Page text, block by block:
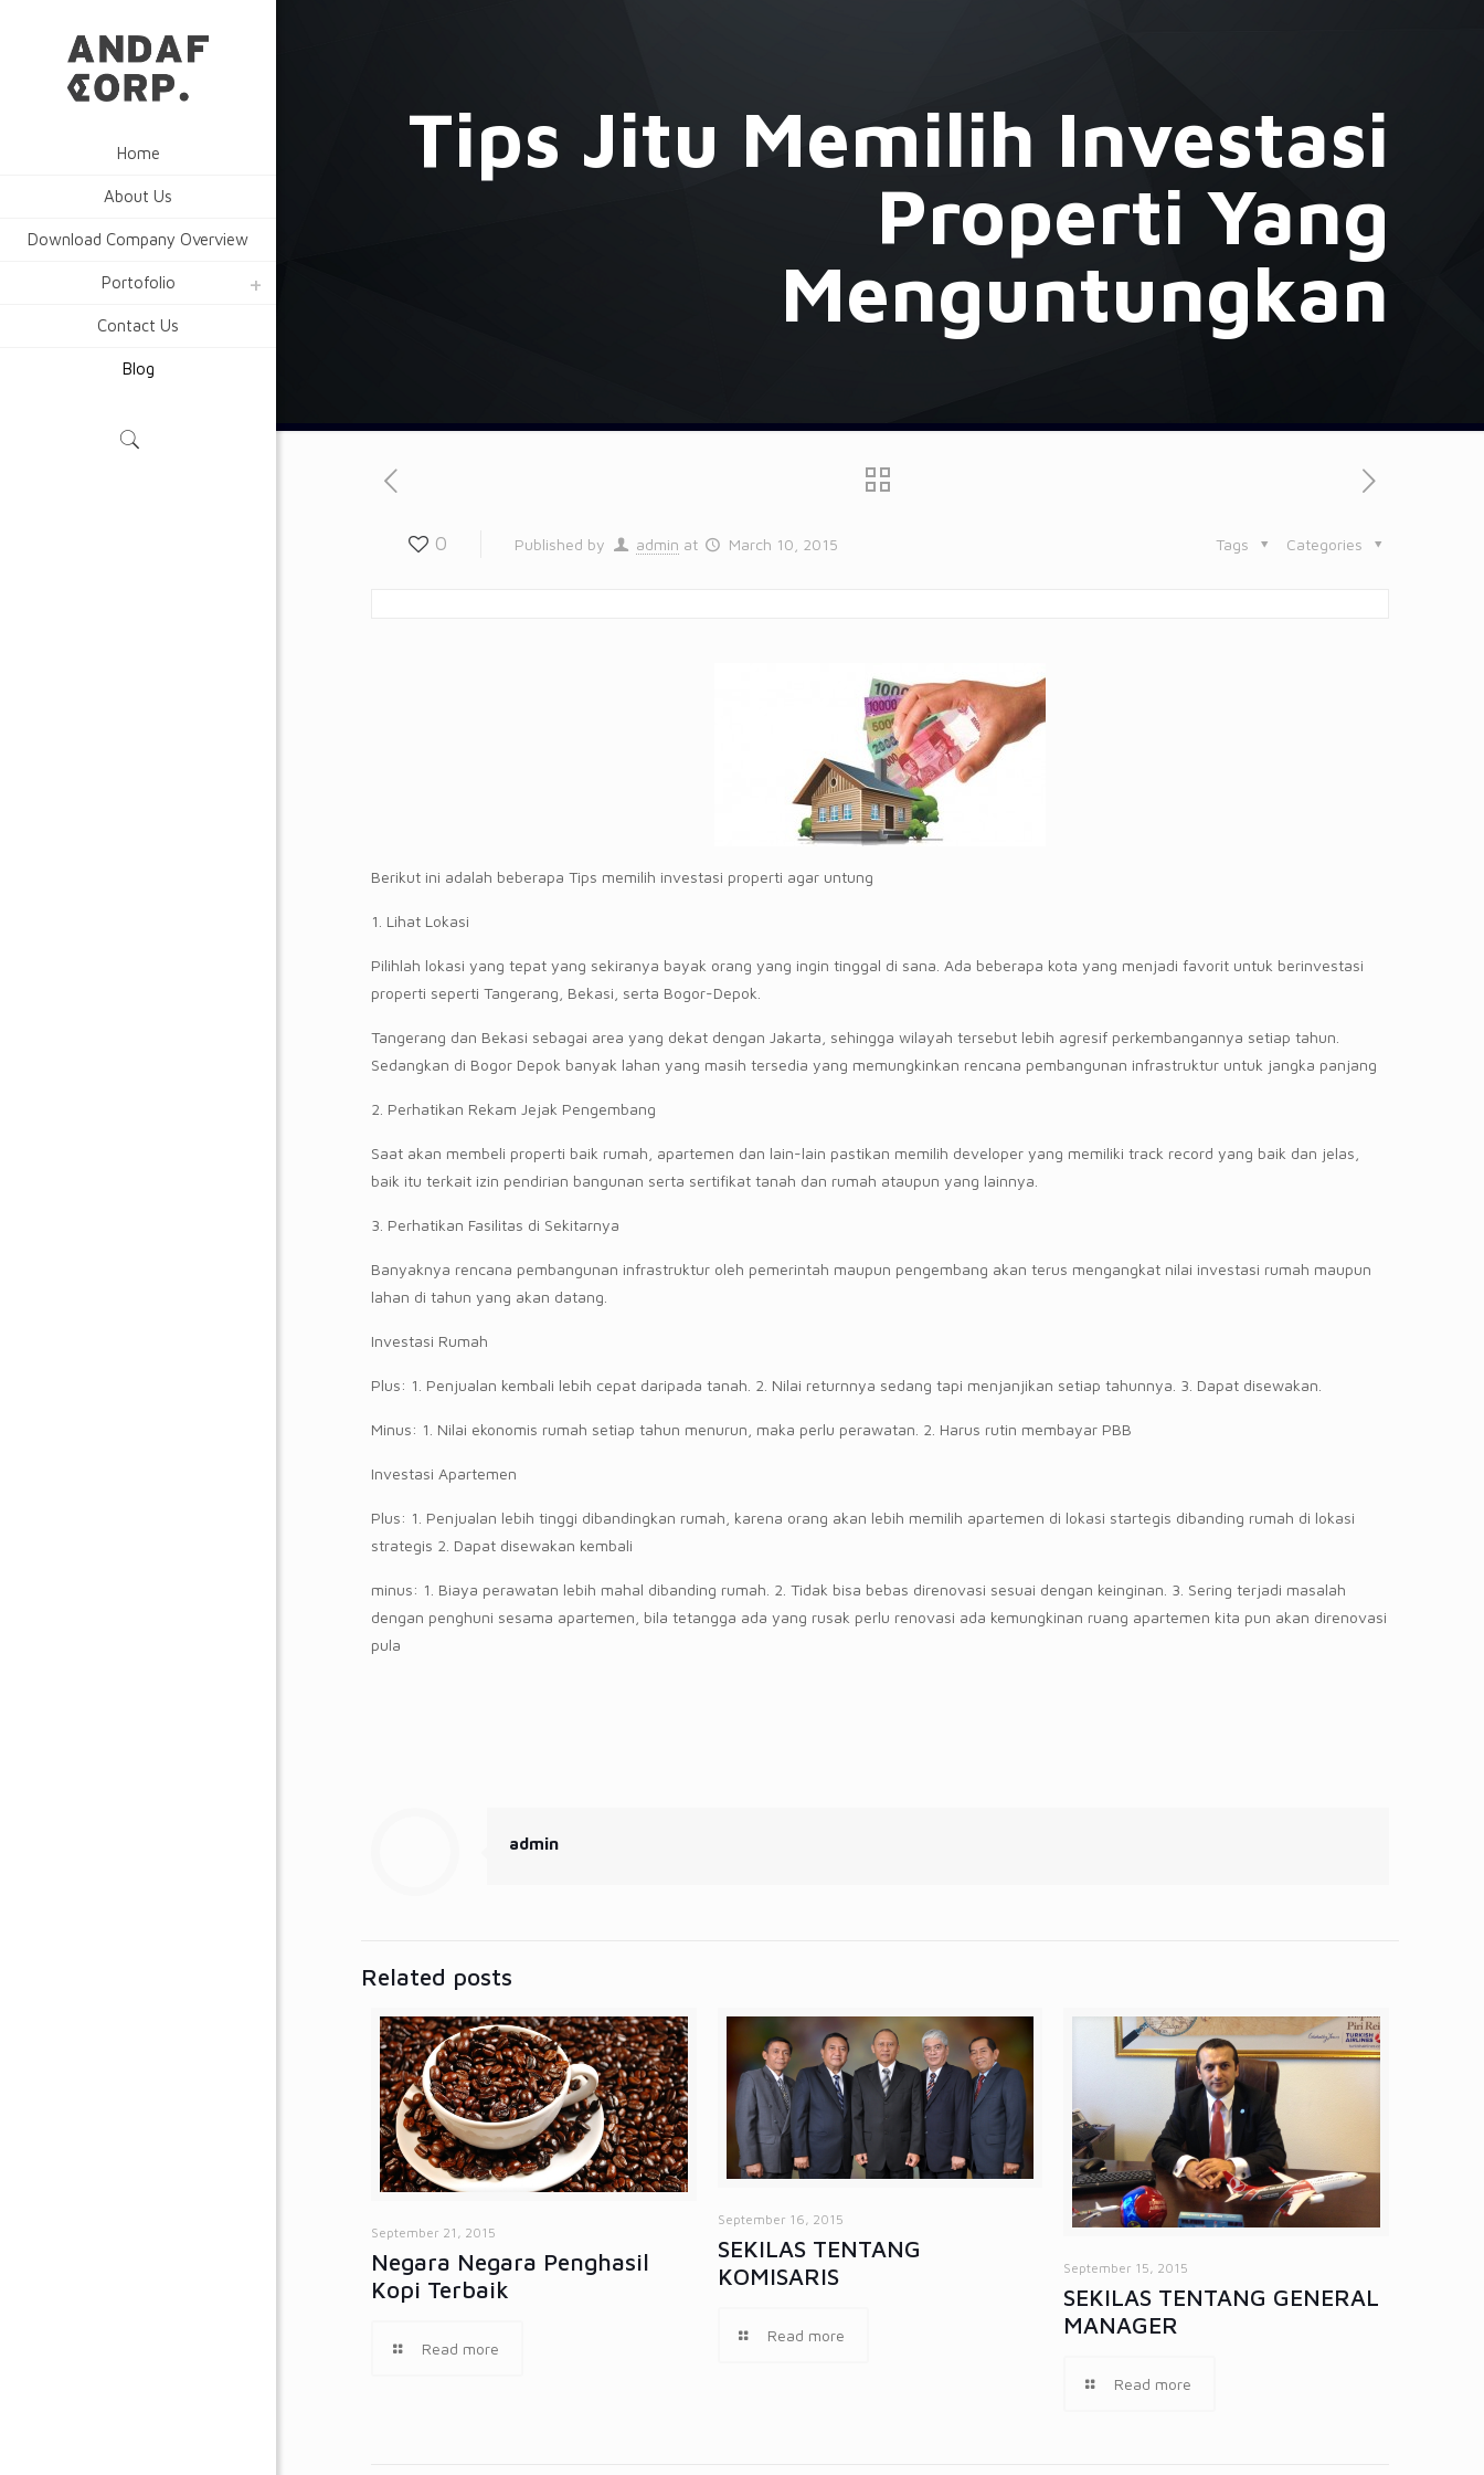
Home
About Us
Download Company Overview
Portofolio
Contact Us
Blog
Tips Jitu Memilih Investasi
Properti Yang
Menguntungkan
0 Published by admin at March 10, 2015 Categories
Tags
Berikut ini adalah beberapa Tips memilih investasi properti agar untung
1. Lihat Lokasi
Pilihlah lokasi yang tepat yang sekiranya bayak orang yang ingin tinggal di sana. Ada beberapa kota yang menjadi favorit untuk berinvestasi
properti seperti Tangerang, Bekasi, serta Bogor-Depok.
Tangerang dan Bekasi sebagai area yang dekat dengan Jakarta, sehingga wilayah tersebut lebih agresif perkembangannya setiap tahun.
Sedangkan di Bogor Depok banyak lahan yang masih tersedia yang memungkinkan rencana pembangunan infrastruktur untuk jangka panjang
2. Perhatikan Rekam Jejak Pengembang
Saat akan membeli properti baik rumah, apartemen dan lain-lain pastikan memilih developer yang memiliki track record yang baik dan jelas,
baik itu terkait izin pendirian bangunan serta sertifikat tanah dan rumah ataupun yang lainnya.
3. Perhatikan Fasilitas di Sekitarnya
Banyaknya rencana pembangunan infrastruktur oleh pemerintah maupun pengembang akan terus mengangkat nilai investasi rumah maupun
lahan di tahun yang akan datang.
Investasi Rumah
Plus: 1. Penjualan kembali lebih cepat daripada tanah. 2. Nilai returnnya sedang tapi menjanjikan setiap tahunnya. 3. Dapat disewakan.
Minus: 1. Nilai ekonomis rumah setiap tahun menurun, maka perlu perawatan. 2. Harus rutin membayar PBB
Investasi Apartemen
Plus: 1. Penjualan lebih tinggi dibandingkan rumah, karena orang akan lebih memilih apartemen di lokasi startegis dibanding rumah di lokasi
strategis 2. Dapat disewakan kembali
minus: 1. Biaya perawatan lebih mahal dibanding rumah. 2. Tidak bisa bebas direnovasi sesuai dengan keinginan. 3. Sering terjadi masalah
dengan penghuni sesama apartemen, bila tetangga ada yang rusak perlu renovasi ada kemungkinan ruang apartemen kita pun akan direnovasi
pula
admin
Related posts
September 21, 2015
Negara Negara Penghasil
Kopi Terbaik
Read more
September 16, 2015
SEKILAS TENTANG
KOMISARIS
Read more
September 15, 2015
SEKILAS TENTANG GENERAL
MANAGER
Read more